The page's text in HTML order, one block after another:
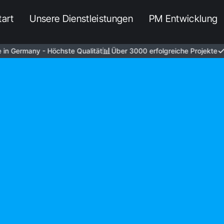
Unsere Dienstleistungen PM Entwicklung
- Höchste Qualität📊Über 3000 erfolgreiche Projekte✓